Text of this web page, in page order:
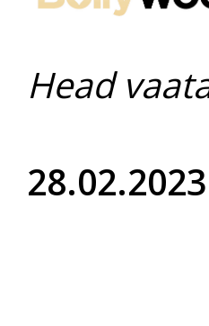
Head
28.02.2023